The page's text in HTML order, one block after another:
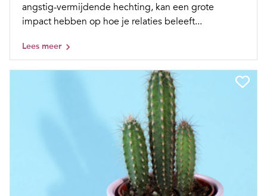
angstig-vermijdende hechting, kan een grote
impact hebben op hoe je relaties beleeft...
Lees meer